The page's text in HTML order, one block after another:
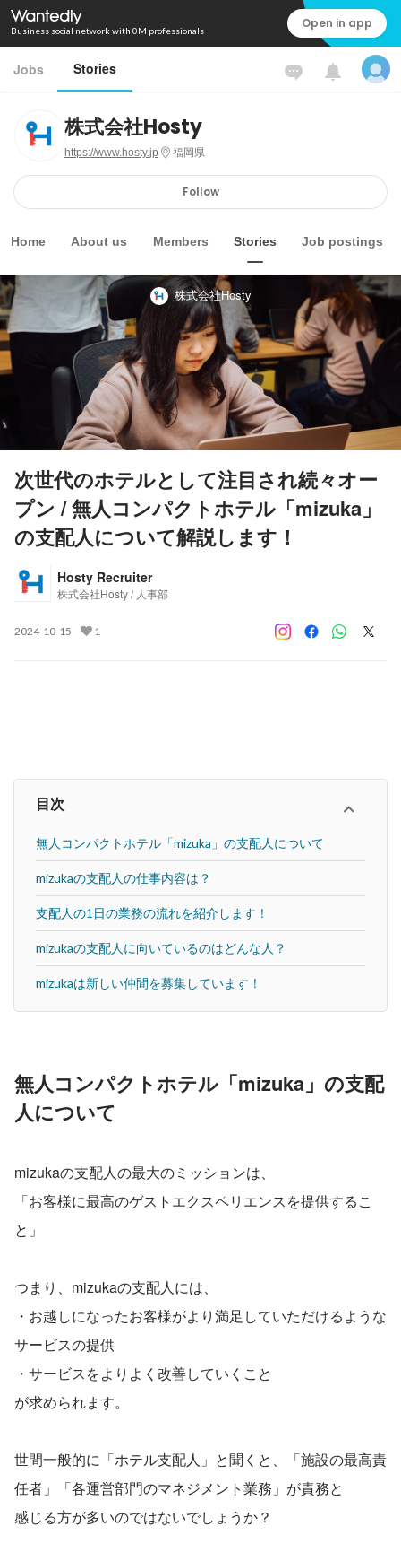
Business social network with 0M professionals Open in app
Jobs Stories
株式会社Hosty
https://www.hosty.jp 福岡県
Follow
Home About us Members Stories Job postings
株式会社Hosty
次世代のホテルとして注目され続々オー
プン / 無人コンパクトホテル「mizuka」
の支配人について解説します！
Hosty Recruiter
株式会社Hosty / 人事部
2024-10-15 1
目次
無人コンパクトホテル「mizuka」の支配人について
mizukaの支配人の仕事内容は？
支配人の1日の業務の流れを紹介します！
mizukaの支配人に向いているのはどんな人？
mizukaは新しい仲間を募集しています！
無人コンパクトホテル「mizuka」の支配
人について
mizukaの支配人の最大のミッションは、
「お客様に最高のゲストエクスペリエンスを提供するこ
と」
つまり、mizukaの支配人には、
・お越しになったお客様がより満足していただけるような
サービスの提供
・サービスをよりよく改善していくこと
が求められます。
世間一般的に「ホテル支配人」と聞くと、「施設の最高責
任者」「各運営部門のマネジメント業務」が責務と
感じる方が多いのではないでしょうか？